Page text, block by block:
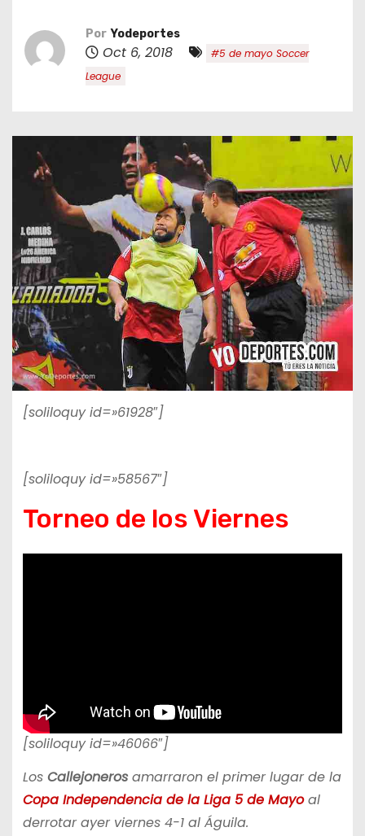
Por Yodeportes
Oct 6, 2018
#5 de mayo Soccer
League
[soliloquy id=»61928″]
[soliloquy id=»58567″]
Torneo de los Viernes
[soliloquy id=»46066″]
Los Callejonerosamarraron el primer lugar de la
Copa Independencia de la Liga 5 de Mayoal
derrotar ayer viernes 4-1 al Águila.